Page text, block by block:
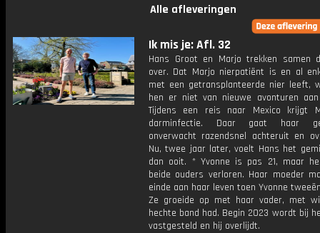
Alle afleveringen
Ik mis je: Afl. 32
Hans Groot en Marjo trekken samen
over. Dat Marjo nierpatiënt is en al
met een getransplanteerde nier leeft,
hen er niet van nieuwe avonturen
Tijdens een reis naar Mexico krijgt
darminfectie. Daar gaat haar
onverwacht razendsnel achteruit en
Nu, twee jaar later, voelt Hans het
dan ooit. * Yvonne is pas 21, maar
beide ouders verloren. Haar moeder
einde aan haar leven toen Yvonne
Ze groeide op met haar vader, met
hechte band had. Begin 2023 wordt bij
vastgesteld en hij overlijdt.